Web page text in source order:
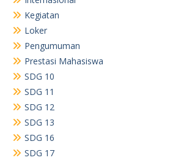
Kegiatan
Loker
Pengumuman
Prestasi Mahasiswa
SDG 10
SDG 11
SDG 12
SDG 13
SDG 16
SDG 17